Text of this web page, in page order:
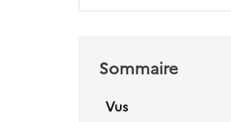
Sommaire
Vus